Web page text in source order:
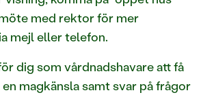
med rektor för mer
mejl eller telefon.
dig som vårdnadshavare att få
magkänsla samt svar på frågor